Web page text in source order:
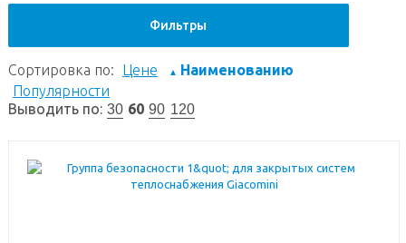
Фильтры
Сортировка по: Цене ▲ Наименованию
Популярности
Выводить по: 30 60 90 120